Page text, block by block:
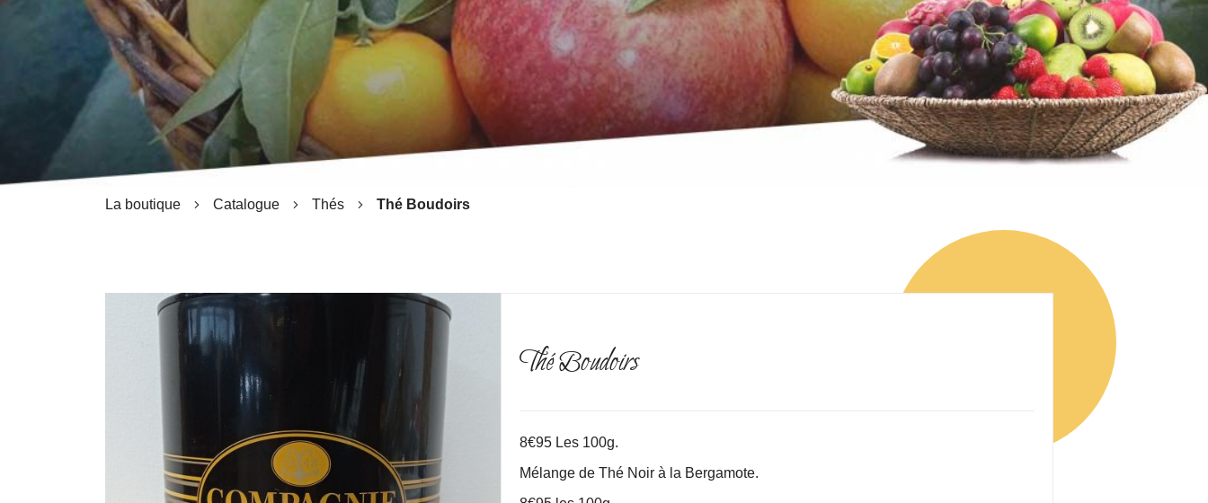
La boutique Catalogue Thés Thé Boudoirs
Thé Boudoirs
8€95 Les 100g.
Mélange de Thé Noir à la Bergamote.